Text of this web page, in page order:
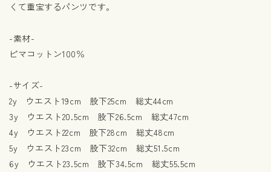
くて重宝するパンツです。
-素材-
ピマコットン100％
-サイズ-
2y ウエスト19cm 股下25cm 総丈44cm
3y ウエスト20.5cm 股下26.5cm 総丈47cm
4y ウエスト22cm 股下28cm 総丈48cm
5y ウエスト23cm 股下32cm 総丈51.5cm
6y ウエスト23.5cm 股下34.5cm 総丈55.5cm